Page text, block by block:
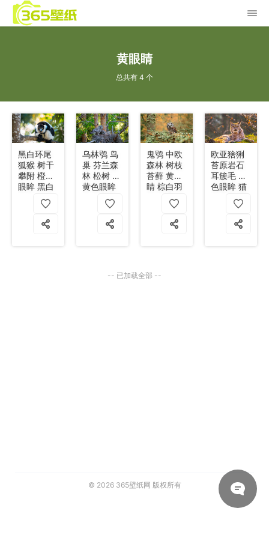
黄眼睛
总共有 4 个
黑白环尾
狐猴 树干
攀附 橙黄
眼眸 黑白
皮毛 4k
乌林鸮 鸟
巢 芬兰森
林 松树 金
黄色眼眸
灰白羽毛
鬼鸮 中欧
森林 树枝
苔藓 黄眼
睛 棕白羽
毛 呆萌 4k
欧亚猞猁
苔原岩石
耳簇毛 黄
色眼眸 猫
科动物 西
伯利亚 4k
-- 已加载全部 --
© 2026 365壁纸网 版权所有